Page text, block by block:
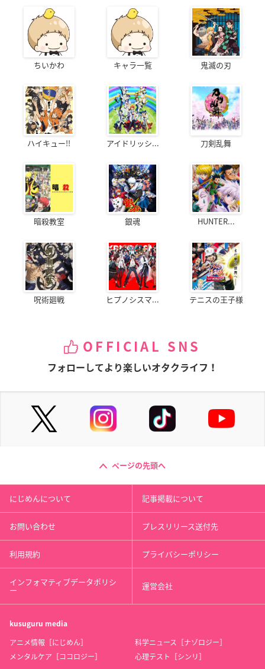
ちいかわ キャラ一覧 鬼滅の刃
ハイキュー!! アイドリッシ... 刀剣乱舞
暗殺教室 銀魂 HUNTER...
呪術廻戦 ヒプノシスマ... テニスの王子様
OFFICIAL SNS
フォローしてより楽しいオタクライフ！
ページの先頭へ
にじめんについて 記事掲載について
お問い合わせ プレスリリース送付先
利用規約 プライバシーポリシー
インフォマティブデータポリシ
ー 運営会社
kusuguru media
アニメ情報［にじめん］
科学ニュース［ナゾロジー］
メンタルケア［ココロジー］
心理テスト［シンリ］